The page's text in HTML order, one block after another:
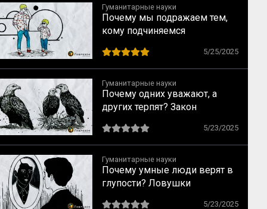
Гуманитарные науки
Почему мы подражаем тем,
кому подчиняемся
5/25/2025
Гуманитарные науки
Почему одних уважают, а
других терпят? Закон
Спенсеру
5/23/2025
Гуманитарные науки
Почему умные люди верят в
глупости? Ловушки
5/23/2025